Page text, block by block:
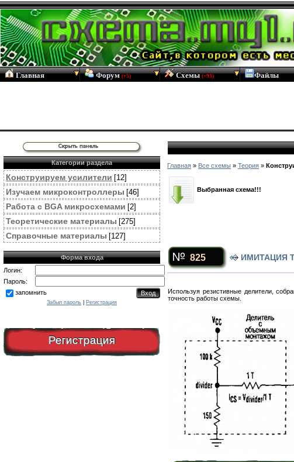
Главная Форум(+5) Схемы(+93) Файлы
Категории раздела
Конструируем усилители [12]
Изучаем микроконтроллеры [46]
Работа с BGA микросхемами [2]
Теоретические материалы [275]
Справочные материалы [127]
Форма входа
Логин:
Пароль:
запомнить
Забыл пароль Регистрация
Регистрация
Главная » Все схемы » Теория »
Выбранная схема!!!
825 ИМИТАЦИЯ
Используя резистивные делители,
точность работы схемы.